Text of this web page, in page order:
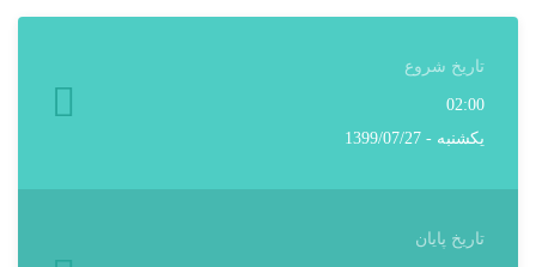
تاریخ شروع
02:00
یکشنبه - 1399/07/27
تاریخ پایان